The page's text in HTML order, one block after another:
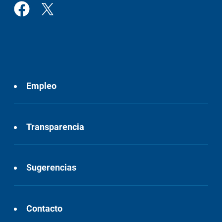
Empleo
Transparencia
Sugerencias
Contacto